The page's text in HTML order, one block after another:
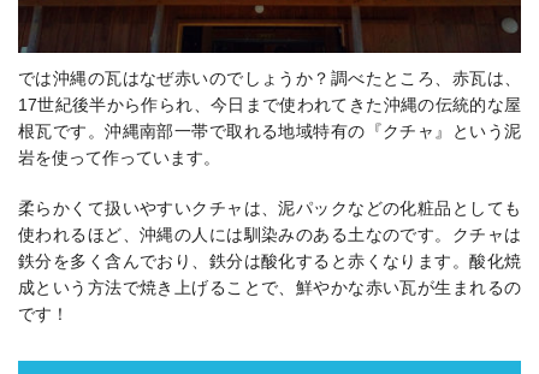
では沖縄の瓦はなぜ赤いのでしょうか？調べたところ、赤瓦は、
17世紀後半から作られ、今日まで使われてきた沖縄の伝統的な屋
根瓦です。沖縄南部一帯で取れる地域特有の『クチャ』という泥
岩を使って作っています。
柔らかくて扱いやすいクチャは、泥パックなどの化粧品としても
使われるほど、沖縄の人には馴染みのある土なのです。クチャは
鉄分を多く含んでおり、鉄分は酸化すると赤くなります。酸化焼
成という方法で焼き上げることで、鮮やかな赤い瓦が生まれるの
です！